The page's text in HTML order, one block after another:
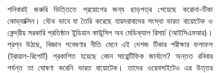
শনিবারই জরুরি ভিত্তিতে প্রয়োগের জন্য ছাড়পত্র পেয়েছে করোনা-টিকা
কোভ্যাক্সিন। যৌথ ভাবে যা তৈরি করেছে হায়দরাবাদের সংস্থা ভারত বায়োটেক ও
কেন্দ্রীয় সরকারি প্রতিষ্ঠান ইন্ডিয়ান কাউন্সিল অব মেডিক্যাল রিসার্চ (আইসিএমআর)।
প্রশ্ন উঠছে, বিজ্ঞান গবেষণার নীতি মেনে এই দেশজ টিকার পরীক্ষার ফলাফল
(ট্রায়াল-রিপোর্ট) প্রকাশিত হয়েছে কোন সায়েন্টিফিক জার্নালে? অন্তত রবিবার
পর্যন্ত তা ঘোষণা করেনি ভারত বায়োটেক। তাদের ওয়েবসাইটেও এর উত্তর